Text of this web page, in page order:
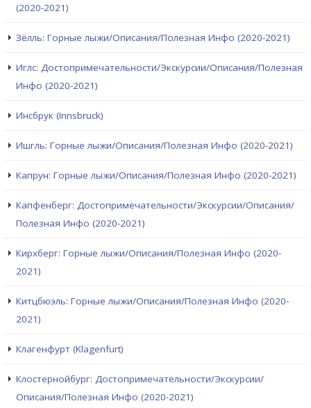
(2020-2021)
Зёлль: Горные лыжи/Описания/Полезная Инфо (2020-2021)
Иглс: Достопримечательности/Экскурсии/Описания/Полезная
Инфо (2020-2021)
Инсбрук (Innsbruck)
Ишгль: Горные лыжи/Описания/Полезная Инфо (2020-2021)
Капрун: Горные лыжи/Описания/Полезная Инфо (2020-2021)
Капфенберг: Достопримечательности/Экскурсии/Описания/
Полезная Инфо (2020-2021)
Кирхберг: Горные лыжи/Описания/Полезная Инфо (2020-
2021)
Китцбюэль: Горные лыжи/Описания/Полезная Инфо (2020-
2021)
Клагенфурт (Klagenfurt)
Клостернойбург: Достопримечательности/Экскурсии/
Описания/Полезная Инфо (2020-2021)